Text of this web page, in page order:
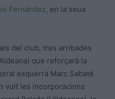
Fernández, en la seua
del club, tres arribades
que reforçarà la
esquerrà Marc Sabaté
vuit les incorporacions